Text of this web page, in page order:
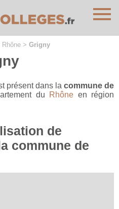
Rhône > Grigny
présent dans la commune de
du Rhône en région
de
commune de